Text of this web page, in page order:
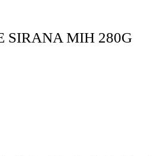
SIRANA MIH 280G